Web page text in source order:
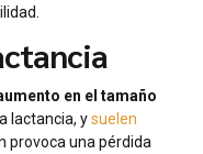
en el tamaño
lactancia, ysuelen
provoca una pérdida